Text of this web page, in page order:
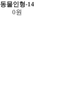
동물인형-14
0원